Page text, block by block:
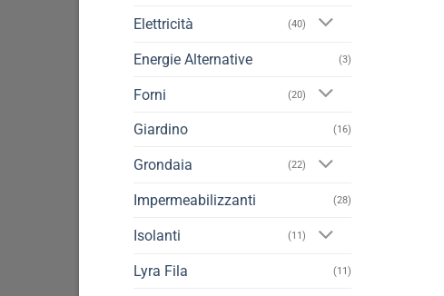
Elettricità (40)
Energie Alternative (3)
Forni (20)
Giardino (16)
Grondaia (22)
Impermeabilizzanti (28)
Isolanti (11)
Lyra Fila (11)